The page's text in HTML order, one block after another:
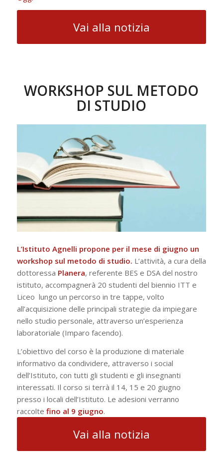
Vai alla notizia
WORKSHOP SUL METODO
DI STUDIO
L’Istituto Agnelli propone per il mese di giugno un
workshop sul metodo di studio. L’attività, a cura della
dottoressa Planera, referente BES e DSA del nostro
istituto, accompagnerà 20 studenti del biennio ITT e
Liceo lungo un percorso in tre tappe, volto
all’acquisizione delle principali strategie da impiegare
nello studio personale, attraverso un’esperienza
laboratoriale (Imparo facendo).
L’obiettivo del corso è la produzione di materiale
informativo da condividere, attraverso i social
dell’Istituto, con tutti gli studenti e gli insegnanti
interessati. Il corso si terrà il 14, 15 e 20 giugno
presso i locali dell’Istituto. Le adesioni verranno
raccolte fino al 9 giugno.
Vai alla notizia